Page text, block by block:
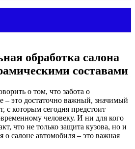
обработка салона
составами
о том, что забота о
– это достаточно важный, значимый
с которым сегодня предстоит
человеку. И ни для кого
что не только защита кузова, но и
о салоне автомобиля – это важная